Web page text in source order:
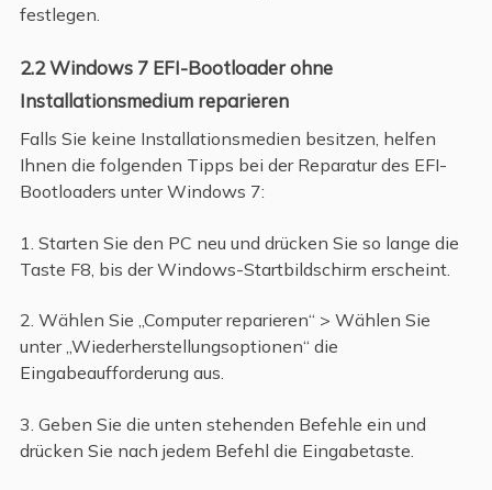
festlegen.
2.2 Windows 7 EFI-Bootloader ohne
Installationsmedium reparieren
Falls Sie keine Installationsmedien besitzen, helfen
Ihnen die folgenden Tipps bei der Reparatur des EFI-
Bootloaders unter Windows 7:
1. Starten Sie den PC neu und drücken Sie so lange die
Taste F8, bis der Windows-Startbildschirm erscheint.
2. Wählen Sie „Computer reparieren“ > Wählen Sie
unter „Wiederherstellungsoptionen“ die
Eingabeaufforderung aus.
3. Geben Sie die unten stehenden Befehle ein und
drücken Sie nach jedem Befehl die Eingabetaste.